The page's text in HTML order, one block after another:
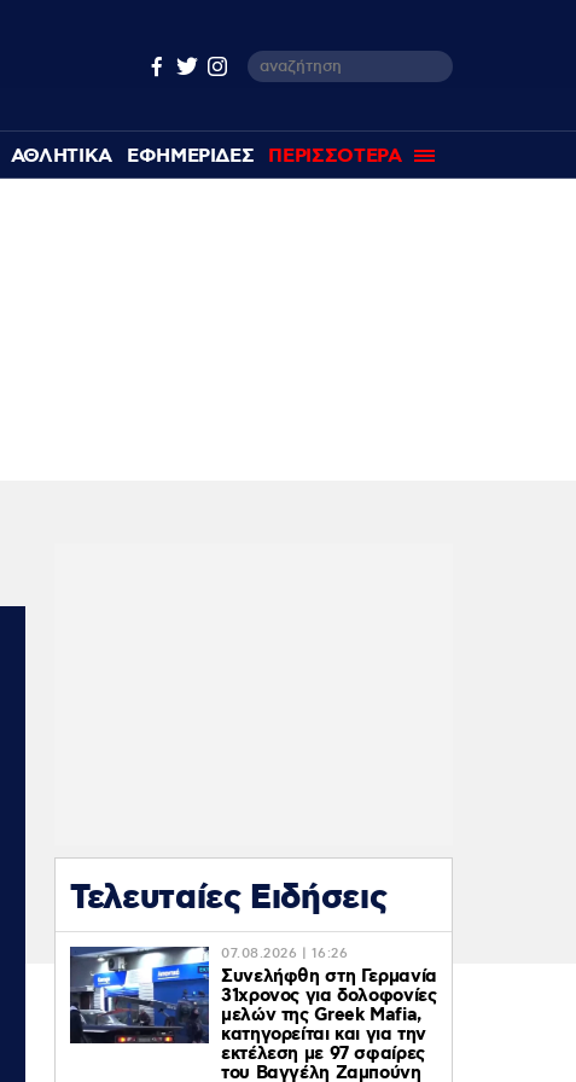
ΑΘΛΗΤΙΚΑ ΕΦΗΜΕΡΙΔΕΣ ΠΕΡΙΣΣΟΤΕΡΑ
Τελευταίες Ειδήσεις
07.08.2026 | 16:26
Συνελήφθη στη Γερμανία
31χρονος για δολοφονίες
μελών της Greek Mafia,
κατηγορείται και για την
εκτέλεση με 97 σφαίρες
του Βαγγέλη Ζαμπούνη